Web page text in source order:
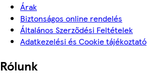
Árak
Biztonságos online rendelés
Általános Szerződési Feltételek
Adatkezelési és Cookie tájékoztató
Rólunk